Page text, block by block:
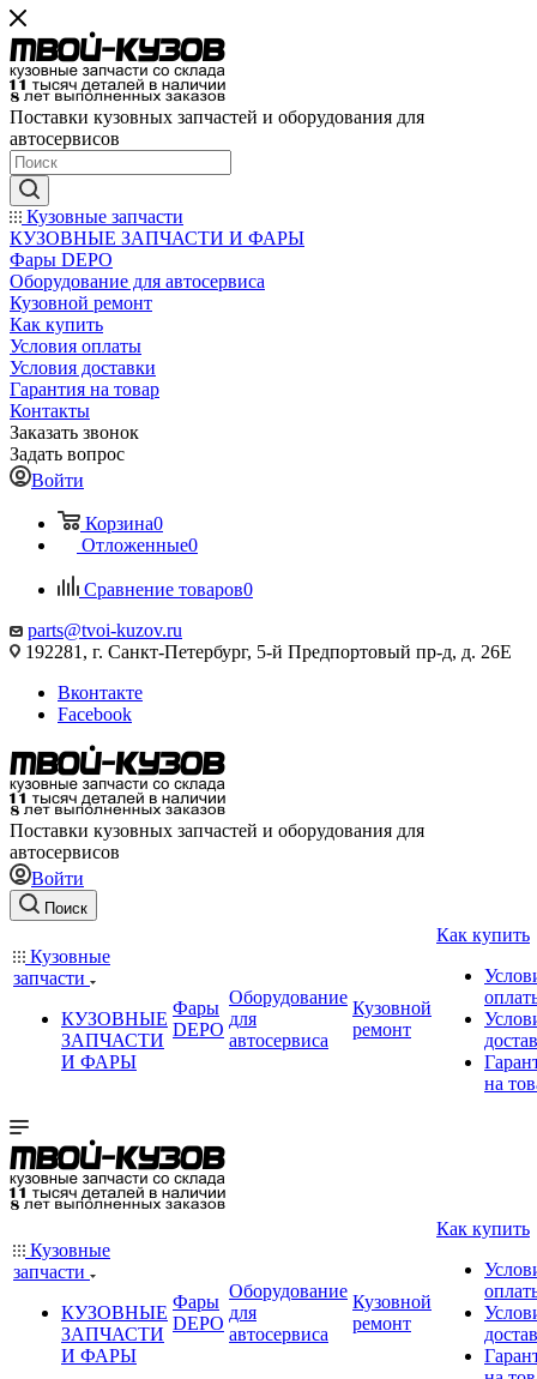
Поставки кузовных запчастей и оборудования для
автосервисов
Кузовные запчасти
КУЗОВНЫЕ ЗАПЧАСТИ И ФАРЫ
Фары DEPO
Оборудование для автосервиса
Кузовной ремонт
Как купить
Условия оплаты
Условия доставки
Гарантия на товар
Контакты
Заказать звонок
Задать вопрос
Войти
Корзина0
Отложенные0
Сравнение товаров0
parts@tvoi-kuzov.ru
192281, г. Санкт-Петербург, 5-й Предпортовый пр-д, д. 26Е
Вконтакте
Facebook
Поставки кузовных запчастей и оборудования для
автосервисов
Войти
Поиск
Кузовные
запчасти
КУЗОВНЫЕ
ЗАПЧАСТИ
И ФАРЫ
Фары
DEPO
Оборудование
для
автосервиса
Кузовной
ремонт
Как купить
на
Кузовные
запчасти
КУЗОВНЫЕ
ЗАПЧАСТИ
И ФАРЫ
Фары
DEPO
Оборудование
для
автосервиса
Кузовной
ремонт
Как купить